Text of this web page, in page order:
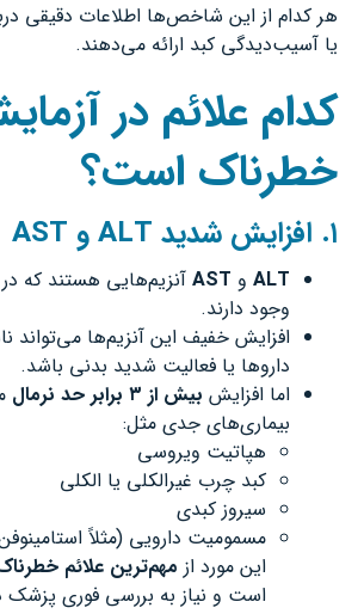
هر کدام از این شاخص‌ها اطلاعات دقیقی
یا آسیب‌دیدگی کبد ارائه می‌دهند.
کدام علائم در
خطرناک است؟
۱. افزایش شدید و
ALT و AST آنزیم‌هایی هستند که
وجود دارند.
افزایش خفیف این آنزیم‌ها می‌تواند
داروها یا فعالیت شدید بدنی باشد.
اما افزایش بیش از ۳ برابر حد نرمال
بیماری‌های جدی مثل:
هپاتیت ویروسی
کبد چرب غیرالکلی یا الکلی
سیروز کبدی
مسمومیت دارویی (مثلاً
این مورد از مهم‌ترین علائم
است و نیاز به بررسی فوری پزشک